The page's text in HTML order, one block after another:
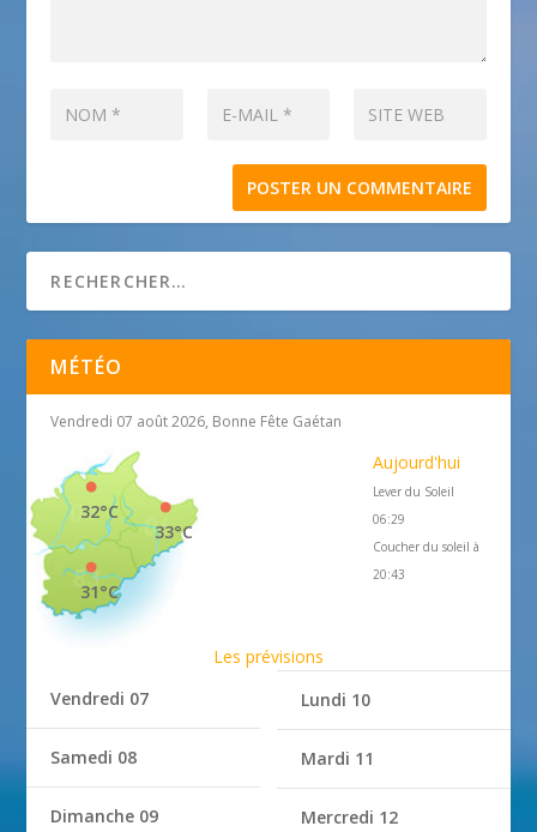
MÉTÉO
Vendredi 07 août 2026, Bonne Fête Gaétan
33°C
32°C
31°C
Aujourd'hui
Lever du Soleil
06:29
Coucher du soleil à
20:43
Les prévisions
Vendredi 07
Samedi 08
Dimanche 09
Lundi 10
Mardi 11
Mercredi 12